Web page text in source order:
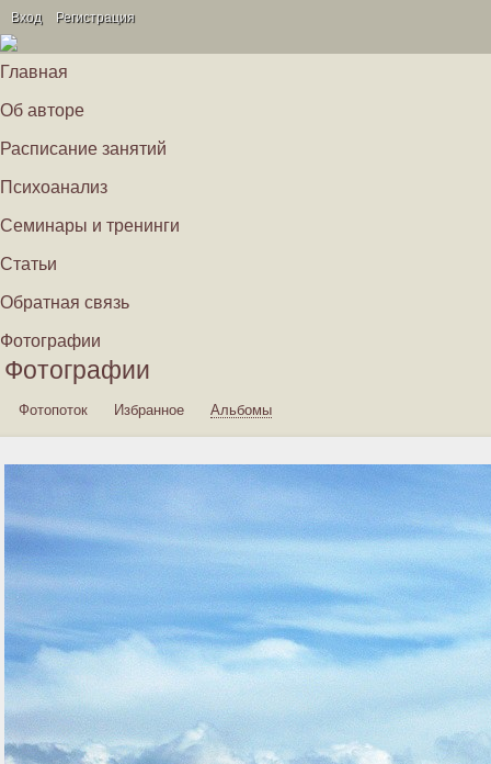
Вход Регистрация
Главная
Об авторе
Расписание занятий
Психоанализ
Семинары и тренинги
Статьи
Обратная связь
Фотографии
Фотографии
Фотопоток Избранное Альбомы